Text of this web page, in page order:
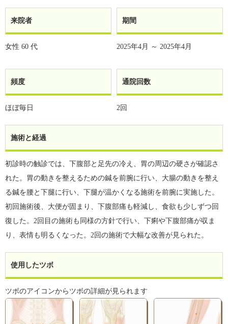
来院者
女性 60 代
期間
2025年4月 ～ 2025年4月
頻度
ほぼ毎日
通院回数
2回
施術と経過
初診時の触診では、下腹部と足先の冷え、胃の周辺の硬さが確認さ
れた。胃の動きを整えるための鍼を前腕に行い、大腸の動きを整え
る鍼を腰と下腿に行い、下腿が温かくなる施術を前腕に実施した。
初回施術後、大便が固まり、下腹部痛も軽減し、食欲も少しずつ回
復した。2回目の施術も同様の方針で行い、下痢や下腹部痛が収ま
り、表情も明るくなった。2回の施術で大幅な改善が見られた。
使用したツボ
ツボのアイコンからツボの詳細が見られます